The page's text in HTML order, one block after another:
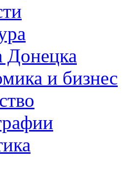
Донецка
и бизнес